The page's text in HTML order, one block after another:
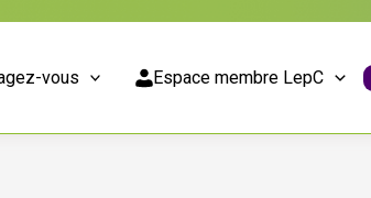
vous Espace membre LepC